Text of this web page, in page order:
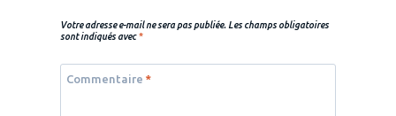
Votre adresse e-mail ne sera pas publiée. Les champs obligatoires
sont indiqués avec*
Commentaire *